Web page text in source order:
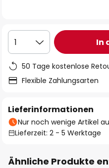
1 In
50 Tage kostenlose
Flexible Zahlungsarten
Lieferinformationen
Nur noch wenige Artikel
Lieferzeit: 2 - 5 Werktage
Ähnliche Produkte